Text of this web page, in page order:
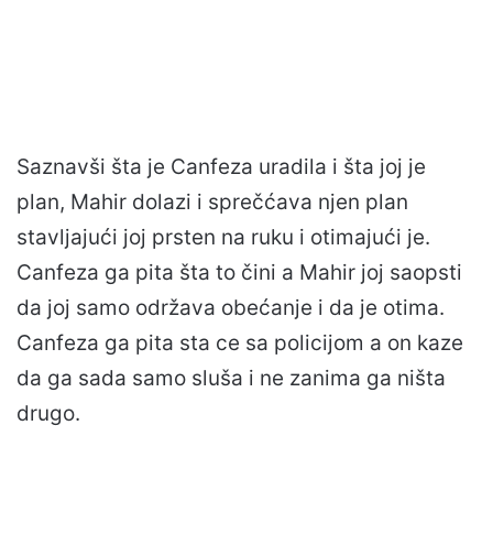
Saznavši šta je Canfeza uradila i šta joj je
plan, Mahir dolazi i sprečćava njen plan
stavljajući joj prsten na ruku i otimajući je.
Canfeza ga pita šta to čini a Mahir joj saopsti
da joj samo održava obećanje i da je otima.
Canfeza ga pita sta ce sa policijom a on kaze
da ga sada samo sluša i ne zanima ga ništa
drugo.